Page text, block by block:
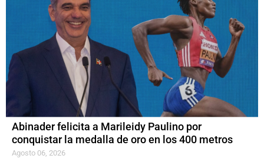
Abinader felicita a Marileidy Paulino por
conquistar la medalla de oro en los 400 metros
Agosto 06, 2026